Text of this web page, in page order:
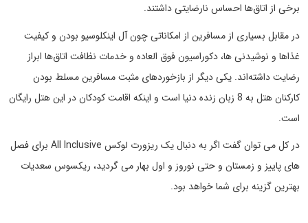
برخی از اتاق‌ها احساس نارضایتی داشتند.
در مقابل بسیاری از مسافرین از امکاناتی چون آل اینکلوسیو بودن و کیفیت
غذاها و نوشیدنی ها، دکوراسیون فوق العاده و خدمات نظافت اتاق‌ها ابراز
رضایت داشته‌اند. یکی دیگر از بازخوردهای مثبت مسافرین مسلط بودن
کارکنان هتل به 8 زبان زنده دنیا است و اینکه اقامت کودکان در این هتل رایگان
است.
در کل می توان گفت اگر به دنبال یک ریزورت لوکس All Inclusive برای فصل
های پاییز و زمستان و حتی نوروز و اول بهار می گردید، ریکسوس سعدیات
بهترین گزینه برای شما خواهد بود.